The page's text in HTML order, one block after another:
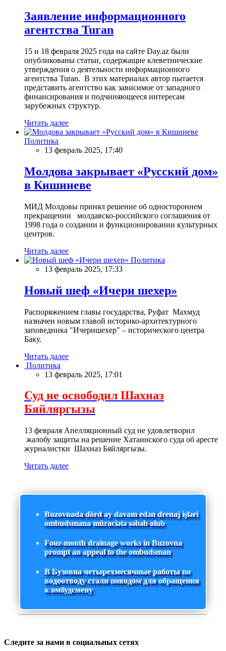
Заявление информационного
агентства Turan
15 и 18 февраля 2025 года на сайте Day.az были
опубликованы статьи, содержащие клеветнические
утверждения о деятельности информационного
агентства Turan. В этих материалах автор пытается
представить агентство как зависимое от западного
финансирования и подчиняющееся интересам
зарубежных структур.
Читать далее
Политика
13 февраль 2025, 17:40
Молдова закрывает «Русский дом»
в Кишиневе
МИД Молдовы принял решение об одностороннем
прекращении молдавско-российского соглашения от
1998 года о создании и функционировании культурных
центров.
Читать далее
Политика
13 февраль 2025, 17:33
Новый шеф «Ичери шехер»
Распоряжением главы государства, Руфат Махмуд
назначен новым главой историко-архитектурного
заповедника "Ичеришехер" – исторического центра
Баку.
Читать далее
Политика
13 февраль 2025, 17:01
Суд не освободил Шахназ
Бяйляргызы
13 февраля Апелляционный суд не удовлетворил
жалобу защиты на решение Хатаинского суда об аресте
журналистки Шахназ Бяйляргызы.
Читать далее
Buzovnada dörd ay davam edən drenaj işləri
ombudsmana müraciətə səbəb olub
Four-month drainage works in Buzovna
prompt an appeal to the ombudsman
В Бузовна четырехмесячные работы по
водоотводу стали поводом для обращения
к омбудсмену
Следите за нами в социальных сетях